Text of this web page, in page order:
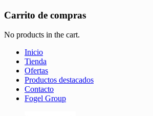
Carrito de compras
No products in the cart.
Inicio
Tienda
Ofertas
Productos destacados
Contacto
Fogel Group